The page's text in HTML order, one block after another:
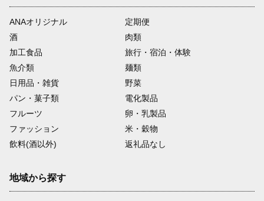
ANAオリジナル
定期便
酒
肉類
加工食品
旅行・宿泊・体験
魚介類
麺類
日用品・雑貨
野菜
パン・菓子類
電化製品
フルーツ
卵・乳製品
ファッション
米・穀物
飲料(酒以外)
返礼品なし
地域から探す